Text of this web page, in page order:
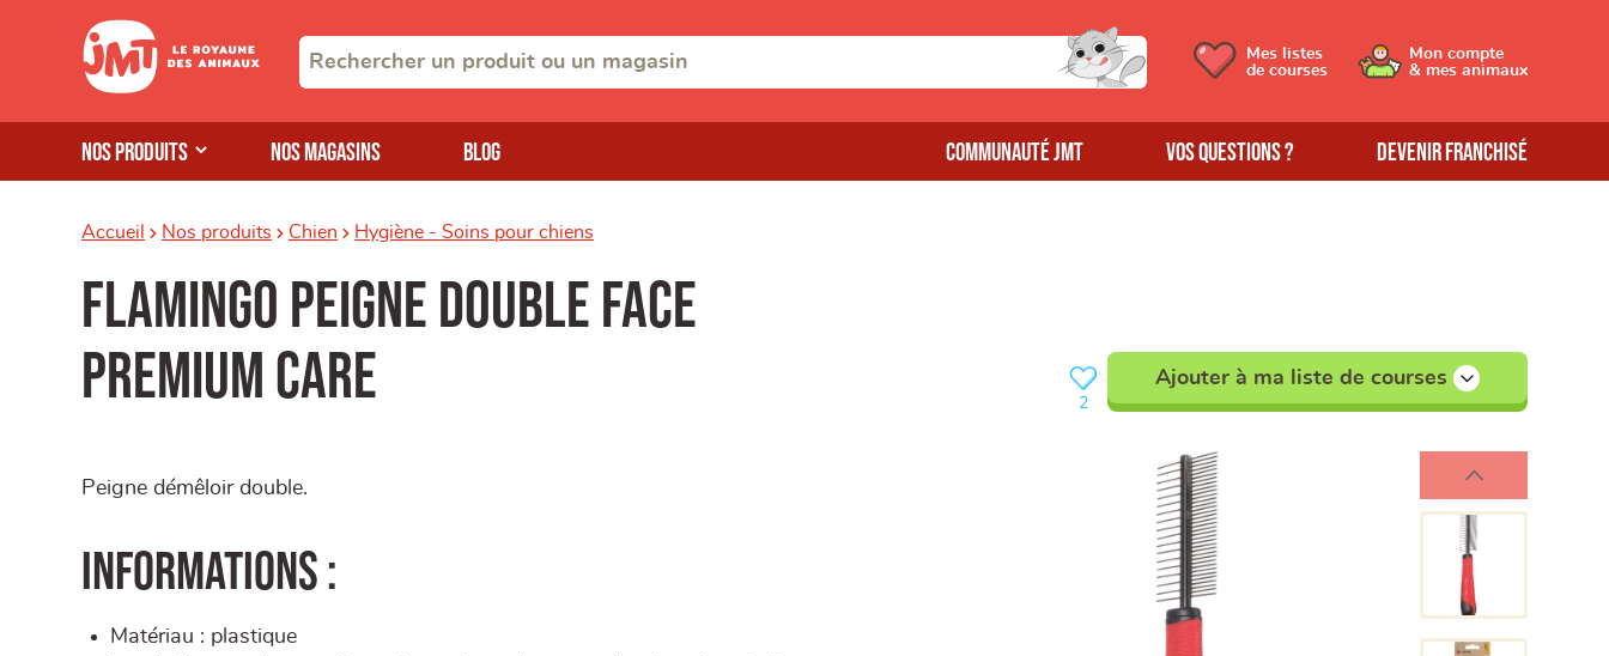
Nos produits Nos magasins Blog Communauté JMT Vos questions ? Devenir franchisé
Mes listes
de courses
Mon compte
& mes animaux
Accueil Nos produits Chien Hygiène - Soins pour chiens
Flamingo peigne double face
premium care
2
Ajouter à ma liste de courses
Peigne démêloir double.
Informations :
Matériau : plastique